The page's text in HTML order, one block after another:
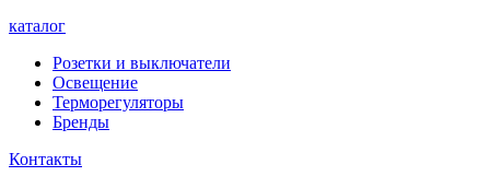
каталог
Розетки и выключатели
Освещение
Терморегуляторы
Бренды
Контакты